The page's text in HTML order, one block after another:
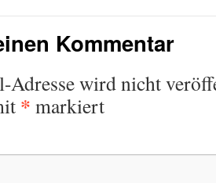
Kommentar
Adresse wird nicht
* markiert